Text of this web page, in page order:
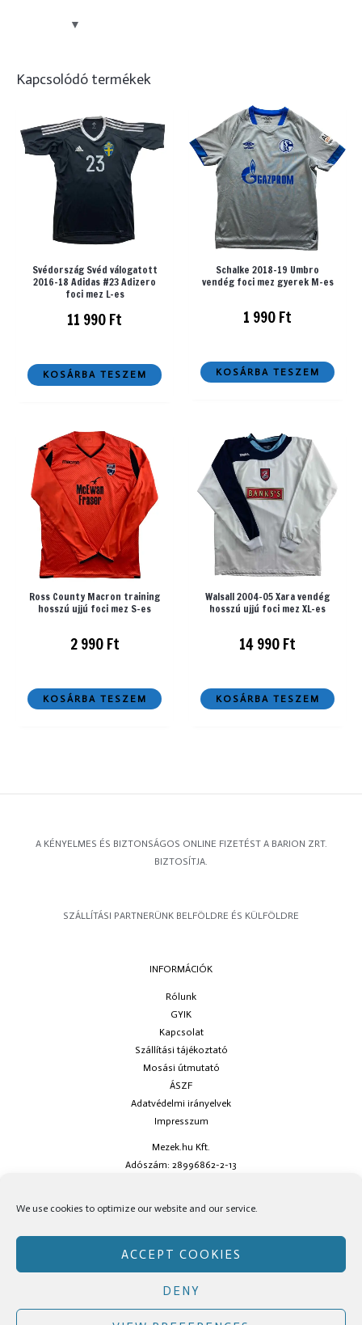
We use cookies to optimize our website and our service.
ACCEPT COOKIES
DENY
Kapcsolódó termékek
Svédország Svéd válogatott
2016-18 Adidas #23 Adizero
foci mez L-es
11 990Ft
KOSÁRBA TESZEM
Schalke 2018-19 Umbro
vendég foci mez gyerek M-es
1 990Ft
KOSÁRBA TESZEM
Ross County Macron training
hosszú ujjú foci mez S-es
2 990Ft
KOSÁRBA TESZEM
Walsall 2004-05 Xara vendég
hosszú ujjú foci mez XL-es
14 990Ft
KOSÁRBA TESZEM
A KÉNYELMES ÉS BIZTONSÁGOS ONLINE FIZETÉST A BARION ZRT.
BIZTOSÍTJA.
SZÁLLÍTÁSI PARTNERÜNK BELFÖLDRE ÉS KÜLFÖLDRE
INFORMÁCIÓK
Rólunk
GYIK
Kapcsolat
Szállítási tájékoztató
Mosási útmutató
ÁSZF
Adatvédelmi irányelvek
Impresszum
Mezek.hu Kft.
Adószám: 28996862-2-13
social oldalainkon!
Copyright © Mezek.hu 2026 Mezek.hu